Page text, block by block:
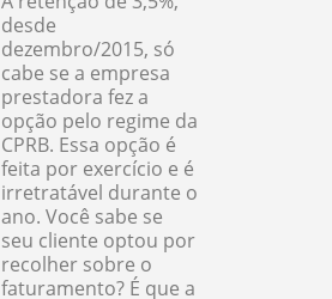
desde
dezembro/2015, só
cabe se a empresa
prestadora fez a
opção pelo regime da
CPRB. Essa opção é
feita por exercício e é
irretratável durante o
ano. Você sabe se
seu cliente optou por
recolher sobre o
faturamento? É que a